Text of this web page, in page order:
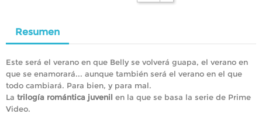
Resumen
Este será el verano en que Belly se volverá guapa, el verano en
que se enamorará... aunque también será el verano en el que
todo cambiará. Para bien, y para mal.
La trilogía romántica juvenil en la que se basa la serie de Prime
Video.